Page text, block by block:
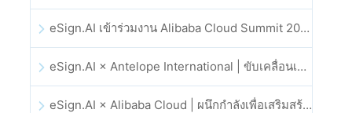
eSign.AI เข้าร่วมงาน Alibaba Cloud Summit 2025 ที่ฮ่องกง เพื่อขับเคลื่อนนวัตกรรมคลาวด์ที่ขับเคลื่อนด้วย AI และความเชื่อมั่นทางดิจิทัล
eSign.AI × Antelope International | ขับเคลื่อนเวิร์กโฟลดิจิทัลที่ปลอดภัยและขับเคลื่อนด้วย AI
eSign.AI × Alibaba Cloud | ผนึกกำลังเพื่อเสริมสร้างความเชื่อมั่นดิจิทัลระดับโลกสำหรับฟินเทค